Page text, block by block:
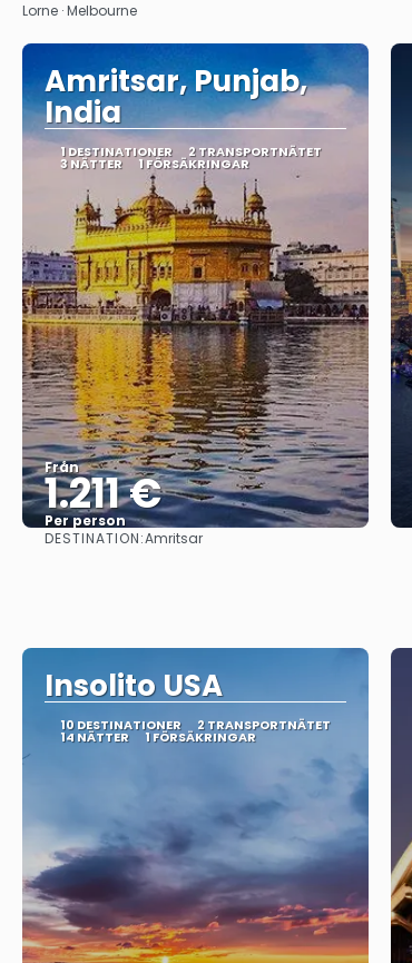
Lorne · Melbourne
Amritsar, Punjab,
India
1 DESTINATIONER 2 TRANSPORTNÄTET
3 NÄTTER 1 FÖRSÄKRINGAR
Från
1.211 €
Per person
Se
DESTINATION:Amritsar
Insolito USA
10 DESTINATIONER 2 TRANSPORTNÄTET
14 NÄTTER 1 FÖRSÄKRINGAR